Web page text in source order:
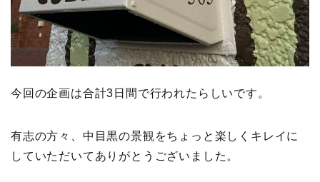
今回の企画は合計3日間で行われたらしいです。
有志の方々、中目黒の景観をちょっと楽しくキレイに
していただいてありがとうございました。